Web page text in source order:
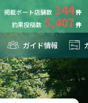
掲載ボート店舗数 144
釣果投稿数 5,407
ガイド情報